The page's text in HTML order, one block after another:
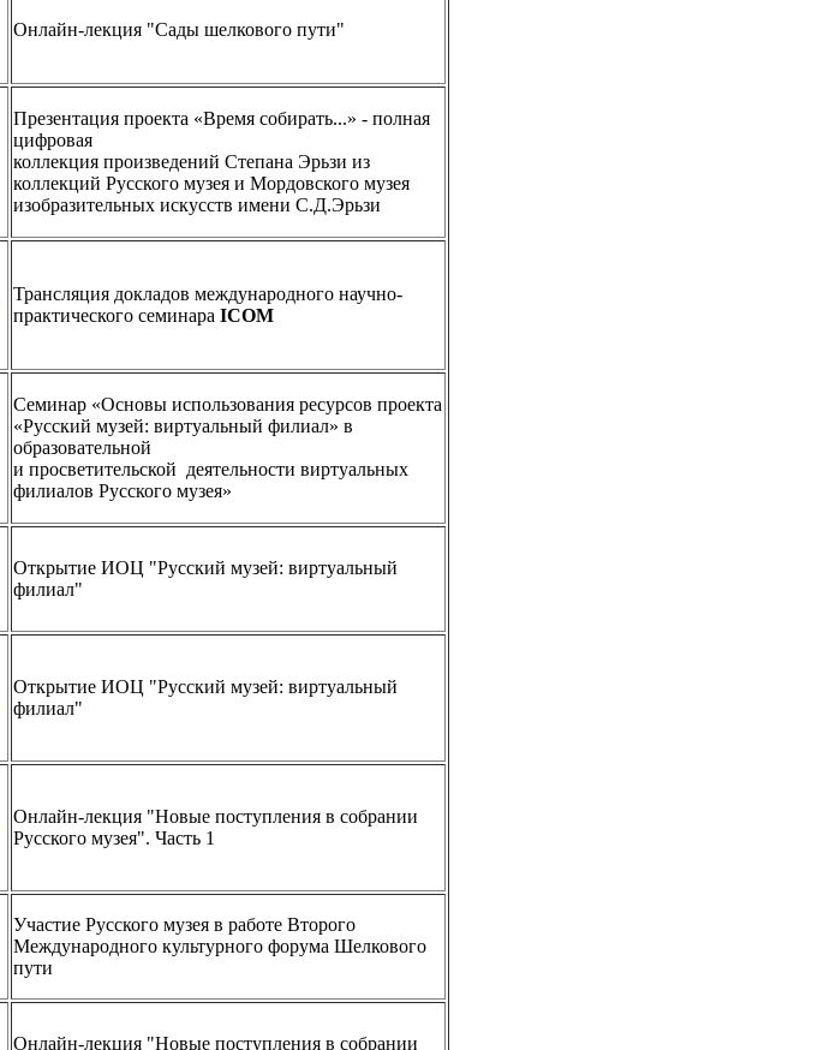
Онлайн-лекция "Сады шелкового пути"
Презентация проекта «Время собирать...» - полная
цифровая
коллекция произведений Степана Эрьзи из
коллекций Русского музея и Мордовского музея
изобразительных искусств имени С.Д.Эрьзи
Трансляция докладов международного научно-
практического семинара ICOM
Семинар «Основы использования ресурсов проекта
«Русский музей: виртуальный филиал» в
образовательной
и просветительской деятельности виртуальных
филиалов Русского музея»
Открытие ИОЦ "Русский музей: виртуальный
филиал"
Открытие ИОЦ "Русский музей: виртуальный
филиал"
Онлайн-лекция "Новые поступления в собрании
Русского музея". Часть 1
Участие Русского музея в работе Второго
Международного культурного форума Шелкового
пути
Онлайн-лекция "Новые поступления в собрании